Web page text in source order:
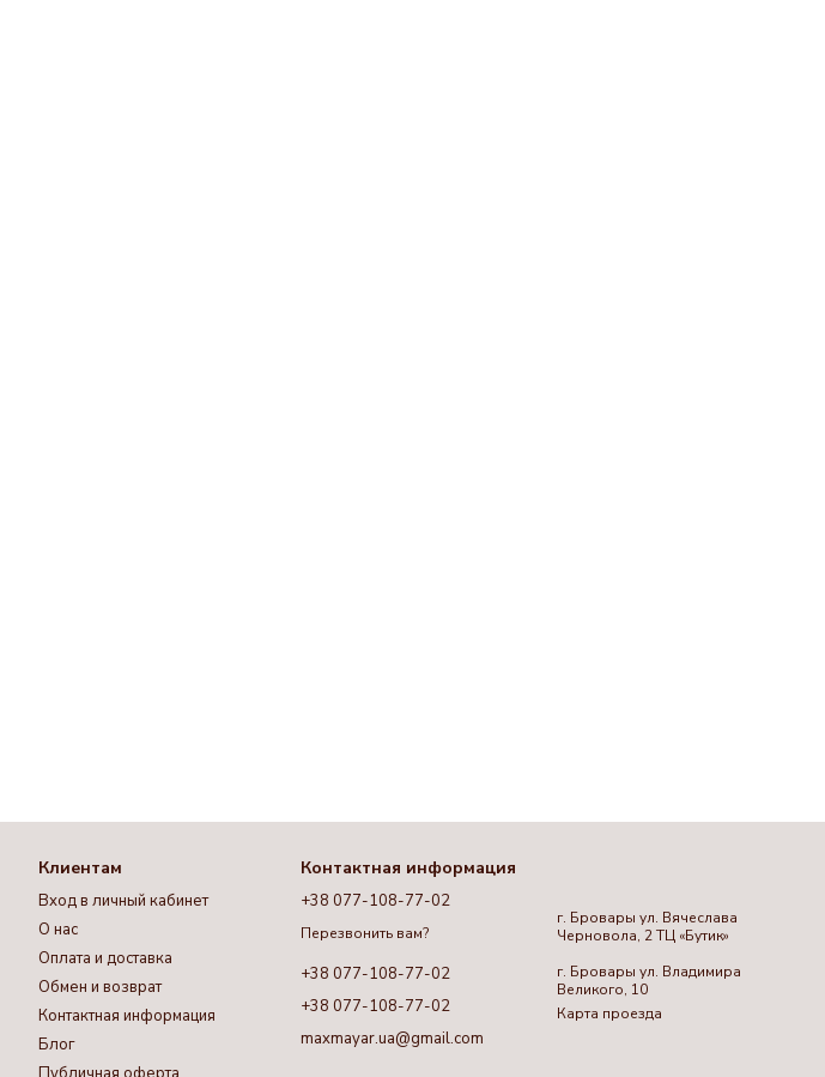
Клиентам
Вход в личный кабинет
О нас
Оплата и доставка
Обмен и возврат
Контактная информация
Блог
Контактная информация
+38 077-108-77-02
Перезвонить вам?
+38 077-108-77-02
+38 077-108-77-02
maxmayar.ua@gmail.com
г. Бровары ул. Вячеслава
Черновола, 2 ТЦ «Бутик»
г. Бровары ул. Владимира
Великого, 10
Карта проезда